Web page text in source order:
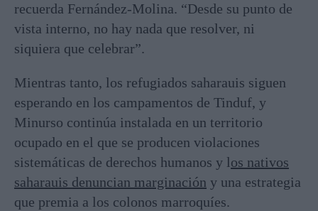
recuerda Fernández-Molina. “Desde su punto de
vista interno, no hay nada que resolver, ni
siquiera que celebrar”.
Mientras tanto, los refugiados saharauis siguen
esperando en los campamentos de Tinduf, y
Minurso continúa instalada en un territorio
ocupado en el que se producen violaciones
sistemáticas de derechos humanos y los nativos
saharauis denuncian marginación y una estrategia
que premia a los colonos marroquíes.